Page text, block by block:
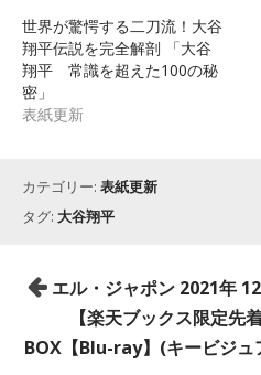
世界が驚愕する二刀流！大谷
翔平伝説を完全解剖 「大谷
翔平 常識を超えた100の秘
密」
表紙更新
カテゴリー: 表紙更新
タグ: 大谷翔平
投
ナ
エル・ジャポン 2021年
【楽天ブックス限定
BOX【Blu-ray】(キービジ